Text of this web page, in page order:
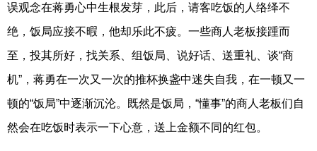
误观念在蒋勇心中生根发芽，此后，请客吃饭的人络绎不
绝，饭局应接不暇，他却乐此不疲。一些商人老板接踵而
至，投其所好，找关系、组饭局、说好话、送重礼、谈“商
机”，蒋勇在一次又一次的推杯换盏中迷失自我，在一顿又一
顿的“饭局”中逐渐沉沦。既然是饭局，“懂事”的商人老板们自
然会在吃饭时表示一下心意，送上金额不同的红包。